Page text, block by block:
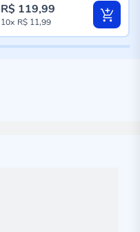
R$ 119,99
10x R$ 11,99